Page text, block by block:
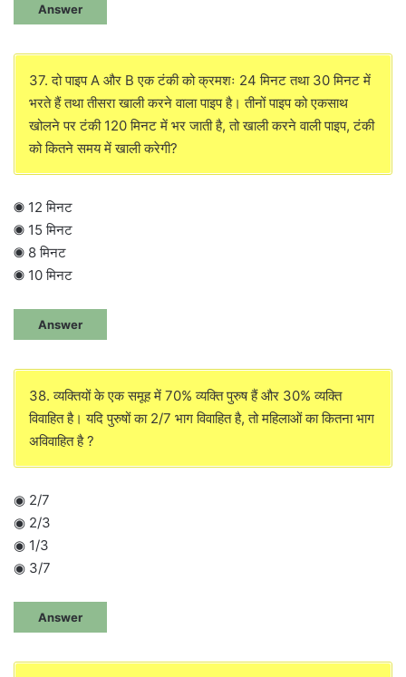
Answer
37. दो पाइप A और B एक टंकी को क्रमशः 24 मिनट तथा 30 मिनट में
भरते हैं तथा तीसरा खाली करने वाला पाइप है। तीनों पाइप को एकसाथ
खोलने पर टंकी 120 मिनट में भर जाती है, तो खाली करने वाली पाइप, टंकी
को कितने समय में खाली करेगी?
◉ 12 मिनट
◉ 15 मिनट
◉ 8 मिनट
◉ 10 मिनट
Answer
38. व्यक्तियों के एक समूह में 70% व्यक्ति पुरुष हैं और 30% व्यक्ति
विवाहित है। यदि पुरुषों का 2/7 भाग विवाहित है, तो महिलाओं का कितना भाग
अविवाहित है ?
◉ 2/7
◉ 2/3
◉ 1/3
◉ 3/7
Answer